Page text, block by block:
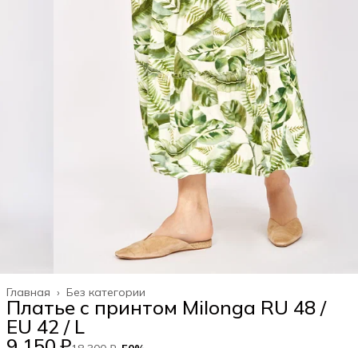
Без категории
Главная ›
Платье с принтом Milonga RU 48 /
EU 42 / L